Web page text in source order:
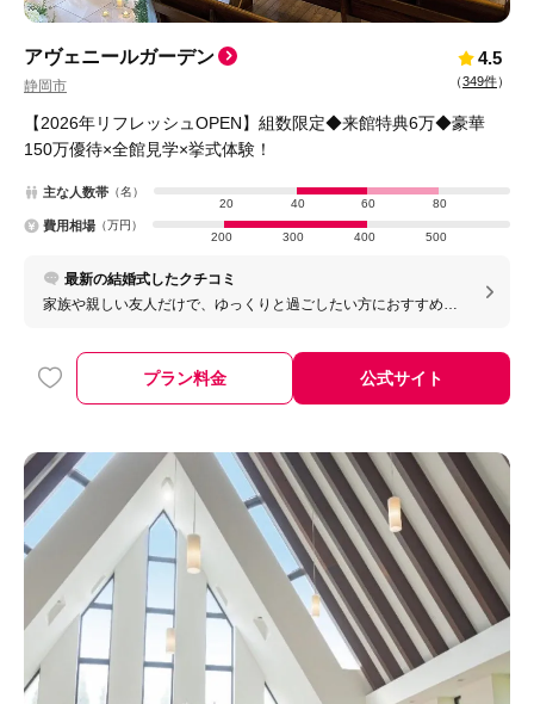
アヴェニールガーデン
静岡市
4.5
（349件）
【2026年リフレッシュOPEN】組数限定◆来館特典6万◆豪華
150万優待×全館見学×挙式体験！
主な人数帯 （名）
20
40 60 80
費用相場 （万円）
200
300 400 500
最新の結婚式したクチコミ
家族や親しい友人だけで、ゆっくりと過ごしたい方におすすめの
ても親切で、少人数だからこその過ごし方や演出をたくさん提案
してくださったので、安心して当日を迎えられました。料理も美
味しく、自由度も高かったので、自分たちらしい結婚式ができた
プラン料金 公式サイト